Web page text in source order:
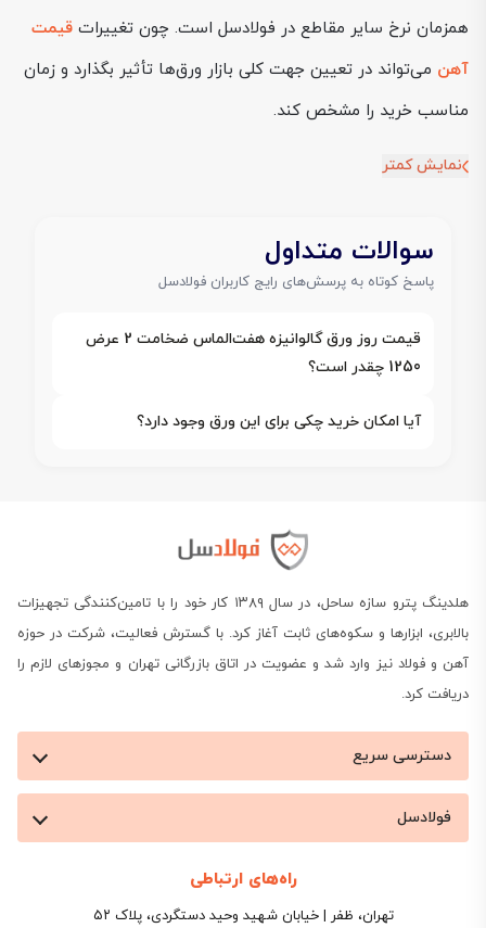
همزمان نرخ سایر مقاطع در فولادسل است. چون تغییرات قیمت
آهن می‌تواند در تعیین جهت کلی بازار ورق‌ها تأثیر بگذارد و زمان
مناسب خرید را مشخص کند.
نمایش کمتر
سوالات متداول
پاسخ کوتاه به پرسش‌های رایج کاربران فولادسل
قیمت روز ورق گالوانیزه هفت‌الماس ضخامت 2 عرض
1250 چقدر است؟
آیا امکان خرید چکی برای این ورق وجود دارد؟
هلدینگ پترو سازه ساحل، در سال ۱۳۸۹ کار خود را با تامین‌کنندگی تجهیزات
بالابری، ابزارها و سکوه‌های ثابت آغاز کرد. با گسترش فعالیت، شرکت در حوزه
آهن و فولاد نیز وارد شد و عضویت در اتاق بازرگانی تهران و مجوزهای لازم را
دریافت کرد.
دسترسی سریع
فولادسل
راه‌های ارتباطی
تهران، ظفر | خیابان شهید وحید دستگردی، پلاک ۵۲